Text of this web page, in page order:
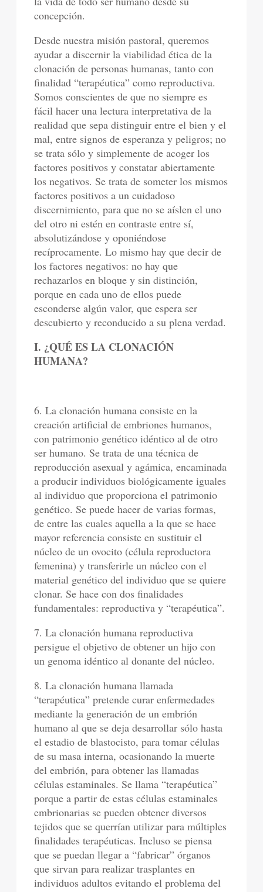
concepción.
Desde nuestra misión pastoral, queremos
ayudar a discernir la viabilidad ética de la
clonación de personas humanas, tanto con
finalidad “terapéutica” como reproductiva.
Somos conscientes de que no siempre es
fácil hacer una lectura interpretativa de la
realidad que sepa distinguir entre el bien y el
mal, entre signos de esperanza y peligros; no
se trata sólo y simplemente de acoger los
factores positivos y constatar abiertamente
los negativos. Se trata de someter los mismos
factores positivos a un cuidadoso
discernimiento, para que no se aíslen el uno
del otro ni estén en contraste entre sí,
absolutizándose y oponiéndose
recíprocamente. Lo mismo hay que decir de
los factores negativos: no hay que
rechazarlos en bloque y sin distinción,
porque en cada uno de ellos puede
esconderse algún valor, que espera ser
descubierto y reconducido a su plena verdad.
I. ¿QUÉ ES LA CLONACIÓN
HUMANA?
6. La clonación humana consiste en la
creación artificial de embriones humanos,
con patrimonio genético idéntico al de otro
ser humano. Se trata de una técnica de
reproducción asexual y agámica, encaminada
a producir individuos biológicamente iguales
al individuo que proporciona el patrimonio
genético. Se puede hacer de varias formas,
de entre las cuales aquella a la que se hace
mayor referencia consiste en sustituir el
núcleo de un ovocito (célula reproductora
femenina) y transferirle un núcleo con el
material genético del individuo que se quiere
clonar. Se hace con dos finalidades
fundamentales: reproductiva y “terapéutica”.
7. La clonación humana reproductiva
persigue el objetivo de obtener un hijo con
un genoma idéntico al donante del núcleo.
8. La clonación humana llamada
“terapéutica” pretende curar enfermedades
mediante la generación de un embrión
humano al que se deja desarrollar sólo hasta
el estadio de blastocisto, para tomar células
de su masa interna, ocasionando la muerte
del embrión, para obtener las llamadas
células estaminales. Se llama “terapéutica”
porque a partir de estas células estaminales
embrionarias se pueden obtener diversos
tejidos que se querrían utilizar para múltiples
finalidades terapéuticas. Incluso se piensa
que se puedan llegar a “fabricar” órganos
que sirvan para realizar trasplantes en
individuos adultos evitando el problema del